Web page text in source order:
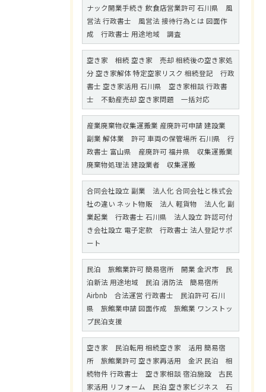
ナック開業手続き 飲食店営業許可 石川県 風
営法 行政書士 風営法 接待行為とは 図面作
成 行政書士 用途地域 調査
空き家 相続 空き家 売却 相続後の空き家処
分 空き家解体 特定空家リスク 相続登記 行政
書士 空き家活用 石川県 空き家相談 行政書
士 不動産売却 空き家問題 一括対応
産業廃棄物収集運搬業 産廃許可申請 建設業
副業 解体業 許可 車両の保管場所 石川県 行
政書士 富山県 産廃許可 福井県 収集運搬業
廃棄物処理法 建設業者 収集運搬
合同会社設立 副業 法人化 合同会社と株式会
社の違い ネット物販 法人 軽貨物 法人化 副
業起業 行政書士 石川県 法人設立 許認可付
き会社設立 電子定款 行政書士 法人登記サポ
ート
民泊 旅館業許可 簡易宿所 開業 金沢市 民
泊新法 用途地域 民泊 消防法 簡易宿所
Airbnb 合法運営 行政書士 民泊許可 石川
県 旅館業申請 図面作成 旅館業 ワンストッ
プ民泊支援
空き家 民泊転用 相続空き家 活用 簡易宿
所 旅館業許可 空き家再活用 金沢 民泊 相
続物件 行政書士 空き家相談 宿泊施設 古民
家活用 リフォーム 民泊 空き家ビジネス 石